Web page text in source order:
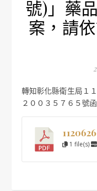
號)」藥
案，請
轉知彰化縣衛生局１１２年６月１９日彰衛藥字第１１
２００３５７６５號
1 file(s)